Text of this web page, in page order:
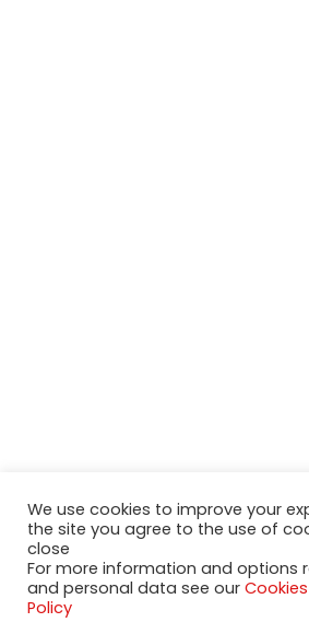
2020-2023 NeueModelleAutos.de.
reserved.
We use cookies to improve your
the site you agree to the use of
close
For more information and options
and personal data see our
Policy